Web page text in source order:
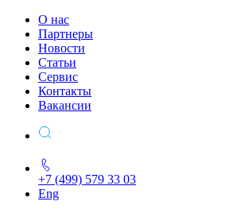
О нас
Партнеры
Новости
Статьи
Сервис
Контакты
Вакансии
+7 (499) 579 33 03
Eng